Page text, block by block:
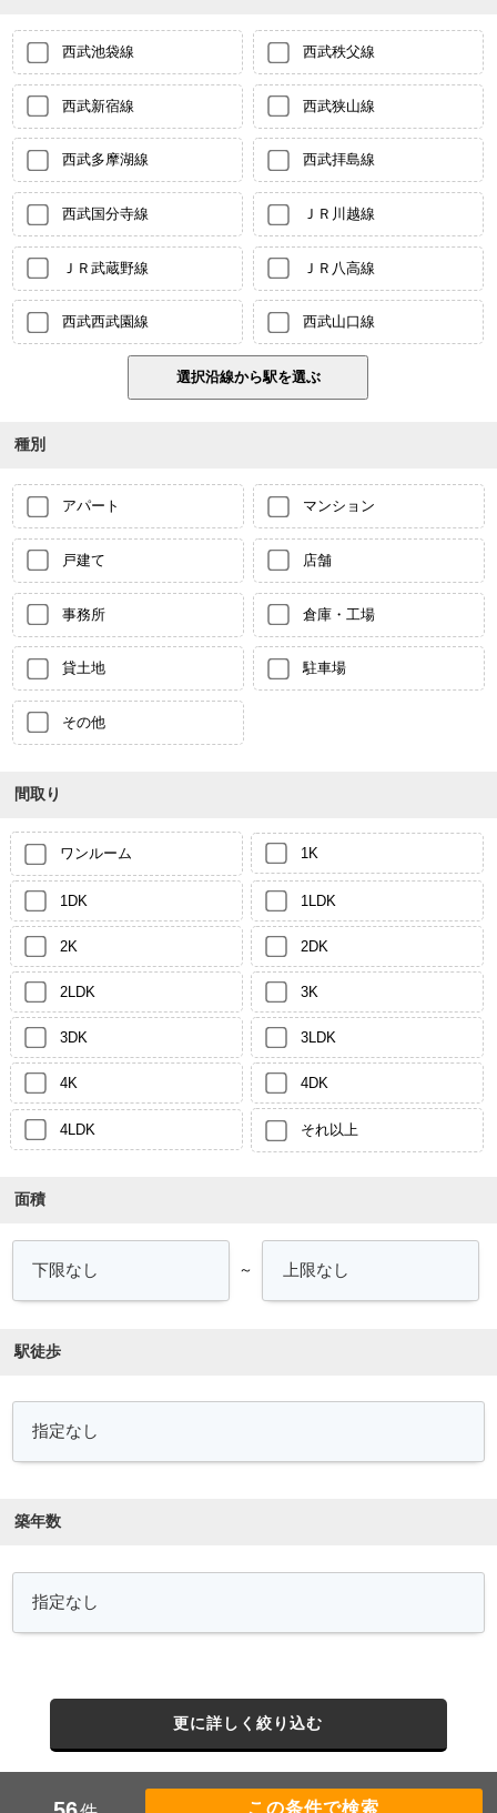
西武池袋線 西武秩父線
西武新宿線 西武狭山線
西武多摩湖線 西武拝島線
西武国分寺線 ＪＲ川越線
ＪＲ武蔵野線 ＪＲ八高線
西武西武園線 西武山口線
種別
アパート マンション
戸建て 店舗
事務所 倉庫・工場
貸土地 駐車場
その他
間取り
ワンルーム 1K
1DK 1LDK
2K 2DK
2LDK 3K
3DK 3LDK
4K 4DK
4LDK それ以上
面積
～
駅徒歩
築年数
更に詳しく絞り込む